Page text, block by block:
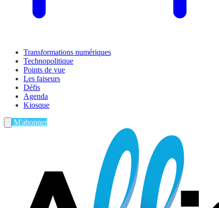
Transformations numériques
Technopolitique
Points de vue
Les faiseurs
Défis
Agenda
Kiosque
M'abonner